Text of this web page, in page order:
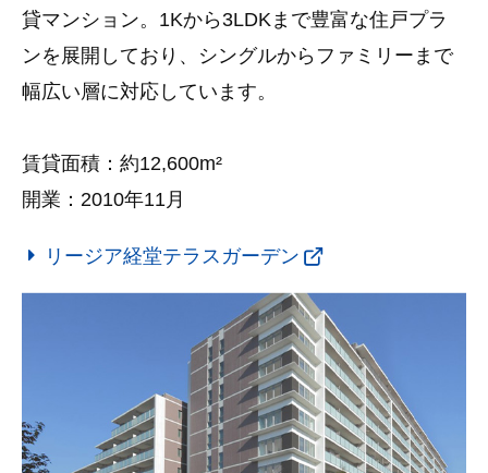
貸マンション。1Kから3LDKまで豊富な住戸プラ
ンを展開しており、シングルからファミリーまで
幅広い層に対応しています。
賃貸面積：約12,600m²
開業：2010年11月
リージア経堂テラスガーデン